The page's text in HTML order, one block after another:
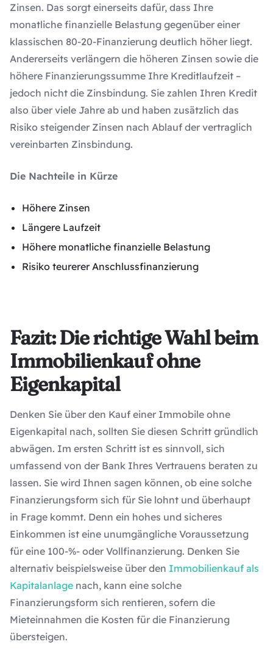
Zinsen. Das sorgt einerseits dafür, dass Ihre
monatliche finanzielle Belastung gegenüber einer
klassischen 80-20-Finanzierung deutlich höher liegt.
Andererseits verlängern die höheren Zinsen sowie die
höhere Finanzierungssumme Ihre Kreditlaufzeit –
jedoch nicht die Zinsbindung. Sie zahlen Ihren Kredit
also über viele Jahre ab und haben zusätzlich das
Risiko steigender Zinsen nach Ablauf der vertraglich
vereinbarten Zinsbindung.
Die Nachteile in Kürze
Höhere Zinsen
Längere Laufzeit
Höhere monatliche finanzielle Belastung
Risiko teurerer Anschlussfinanzierung
Fazit: Die richtige Wahl beim
Immobilienkauf ohne
Eigenkapital
Denken Sie über den Kauf einer Immobile ohne
Eigenkapital nach, sollten Sie diesen Schritt gründlich
abwägen. Im ersten Schritt ist es sinnvoll, sich
umfassend von der Bank Ihres Vertrauens beraten zu
lassen. Sie wird Ihnen sagen können, ob eine solche
Finanzierungsform sich für Sie lohnt und überhaupt
in Frage kommt. Denn ein hohes und sicheres
Einkommen ist eine unumgängliche Voraussetzung
für eine 100-%- oder Vollfinanzierung. Denken Sie
alternativ beispielsweise über den Immobilienkauf als
Kapitalanlage nach, kann eine solche
Finanzierungsform sich rentieren, sofern die
Mieteinnahmen die Kosten für die Finanzierung
übersteigen.